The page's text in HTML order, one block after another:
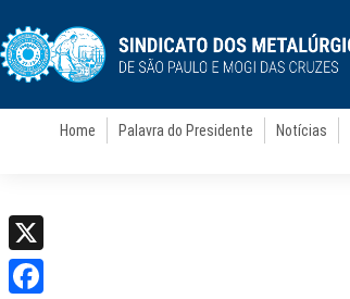
Home Palavra do Presidente Notícias
X